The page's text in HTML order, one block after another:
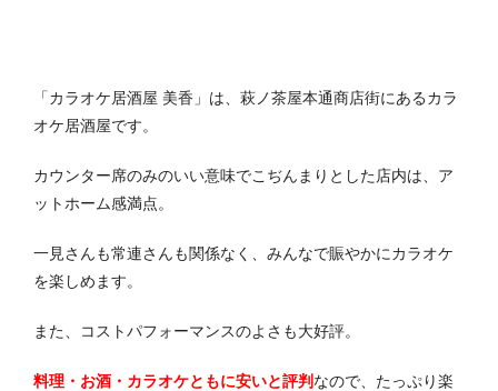
「カラオケ居酒屋 美香」は、萩ノ茶屋本通商店街にあるカラ
オケ居酒屋です。
カウンター席のみのいい意味でこぢんまりとした店内は、ア
ットホーム感満点。
一見さんも常連さんも関係なく、みんなで賑やかにカラオケ
を楽しめます。
また、コストパフォーマンスのよさも大好評。
料理・お酒・カラオケともに安いと評判なので、たっぷり楽